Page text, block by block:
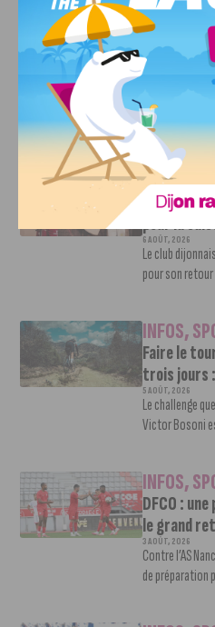
LE DFCO DÉVOILE SES
SAISON 2026-2027
INFOS,
Le DFCO
pour la
6 AOÛT, 2026
Le club
pour son retour
INFOS,
Faire le
trois jours
5 AOÛT, 2026
Le challenge
Victor Bosoni
INFOS,
DFCO :
le grand
3 AOÛT, 2026
Contre l’AS
de préparation